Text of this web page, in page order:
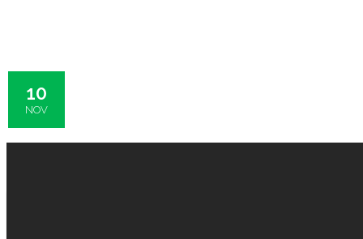
10
NOV